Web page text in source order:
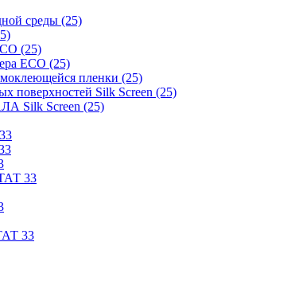
среды (25)
(25)
ECO (25)
пленки (25)
поверхностей Silk Screen (25)
Silk Screen (25)
33
33